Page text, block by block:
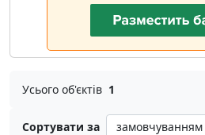
Усього об'єктів 1
Сортувати за